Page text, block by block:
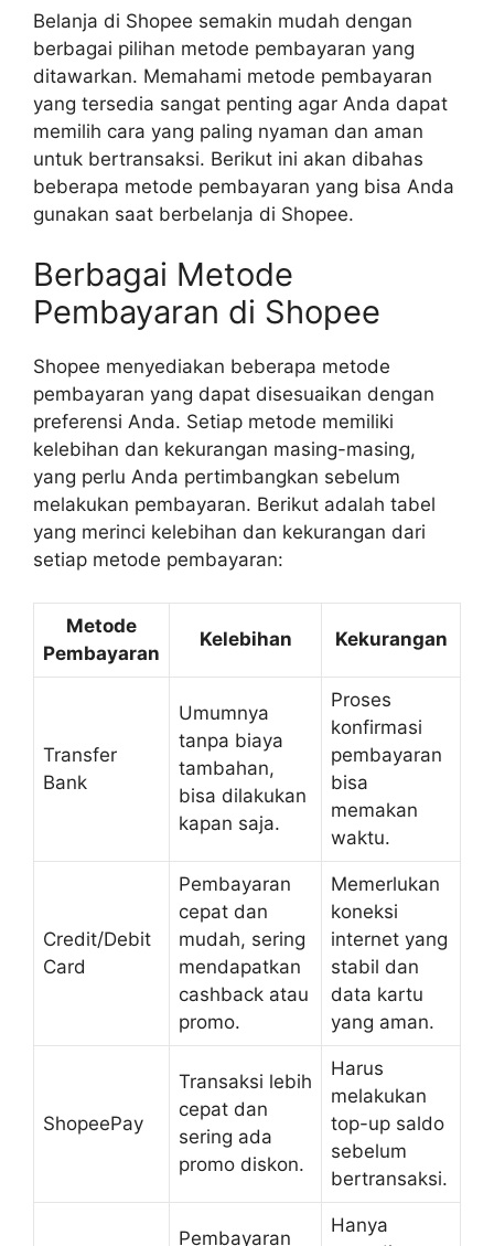
Belanja di Shopee semakin mudah dengan
berbagai pilihan metode pembayaran yang
ditawarkan. Memahami metode pembayaran
yang tersedia sangat penting agar Anda dapat
memilih cara yang paling nyaman dan aman
untuk bertransaksi. Berikut ini akan dibahas
beberapa metode pembayaran yang bisa Anda
gunakan saat berbelanja di Shopee.
Berbagai Metode
Pembayaran di Shopee
Shopee menyediakan beberapa metode
pembayaran yang dapat disesuaikan dengan
preferensi Anda. Setiap metode memiliki
kelebihan dan kekurangan masing-masing,
yang perlu Anda pertimbangkan sebelum
melakukan pembayaran. Berikut adalah tabel
yang merinci kelebihan dan kekurangan dari
setiap metode pembayaran:
Metode
Pembayaran
Kelebihan Kekurangan
Transfer
Bank
Umumnya
tanpa biaya
tambahan,
bisa dilakukan
kapan saja.
Proses
konfirmasi
pembayaran
bisa
memakan
waktu.
Credit/Debit
Card
Pembayaran
cepat dan
mudah, sering
mendapatkan
cashback atau
promo.
Memerlukan
koneksi
internet yang
stabil dan
data kartu
yang aman.
ShopeePay
Transaksi lebih
cepat dan
sering ada
promo diskon.
Harus
melakukan
top-up saldo
sebelum
bertransaksi.
Pembayaran
Hanya